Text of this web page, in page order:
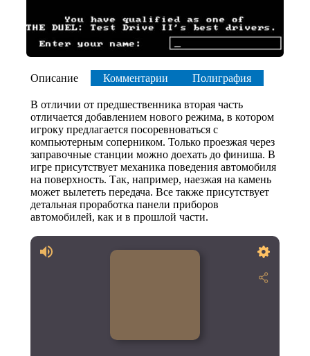
Описание Комментарии Полиграфия
В отличии от предшественника вторая часть
отличается добавлением нового режима, в котором
игроку предлагается посоревноваться с
компьютерным соперником. Только проезжая через
заправочные станции можно доехать до финиша. В
игре присутствует механика поведения автомобиля
на поверхность. Так, например, наезжая на камень
может вылететь передача. Все также присутствует
детальная проработка панели приборов
автомобилей, как и в прошлой части.